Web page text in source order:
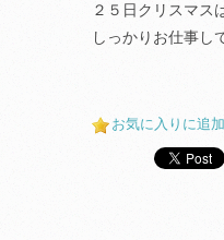
２５日クリスマス
しっかりお仕事し
お気に入りに追加